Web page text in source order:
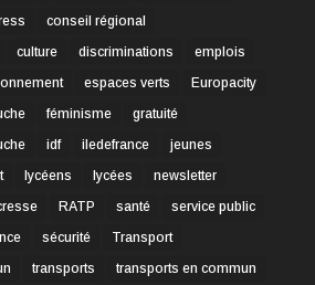
conseil régional
culture discriminations
emplois
espaces verts
Europacity
féminisme
gratuité
idf iledefrance
jeunes
lycéens lycées
newsletter
RATP santé
service public
sécurité
Transport
transports transports en commun